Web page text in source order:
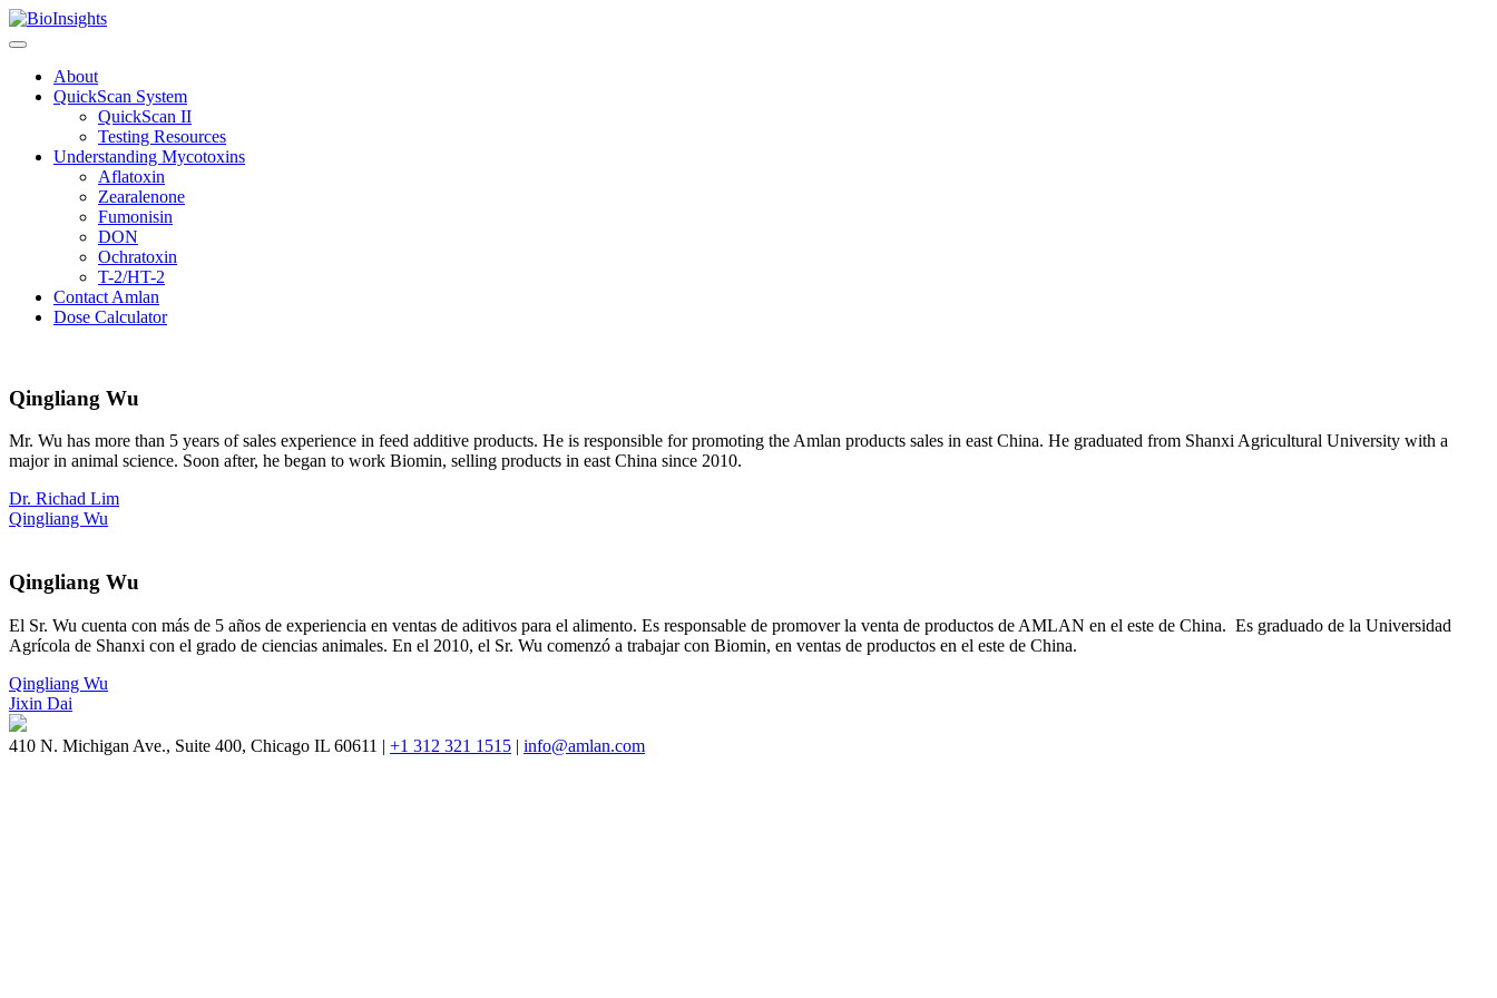
Skip
to
About
QuickScan System
QuickScan II
Testing Resources
Understanding Mycotoxins
Aflatoxin
Zearalenone
Fumonisin
DON
Ochratoxin
T-2/HT-2
Contact Amlan
Dose Calculator
Qingliang Wu
Mr. Wu has more than 5 years of sales experience in feed additive products. He is responsible for promoting the Amlan products sales in east China. He graduated from Shanxi Agricultural University with a
major in animal science. Soon after, he began to work Biomin, selling products in east China since 2010.
Post
navigation
Dr. Richad Lim
Qingliang Wu
Qingliang Wu
El Sr. Wu cuenta con más de 5 años de experiencia en ventas de aditivos para el alimento. Es responsable de promover la venta de productos de AMLAN en el este de China. Es graduado de la Universidad
Agrícola de Shanxi con el grado de ciencias animales. En el 2010, el Sr. Wu comenzó a trabajar con Biomin, en ventas de productos en el este de China.
Post
navigation
Qingliang Wu
Jixin Dai
410 N. Michigan Ave., Suite 400, Chicago IL 60611 | +1 312 321 1515 | info@amlan.com